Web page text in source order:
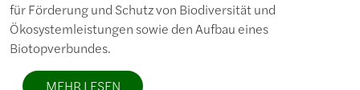
für Förderung und Schutz von Biodiversität und
Ökosystemleistungen sowie den Aufbau eines
Biotopverbundes.
MEHR LESEN